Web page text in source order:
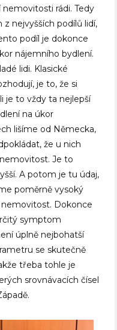
rádi. Tedy
nejvyšších podílů lidí,
podíl je dokonce
nájemního bydlení.
lidi. Klasické
je to, že si
je to vždy ta nejlepší
na úkor
lišíme od Německa,
že u nich
Je to
A potom je tu údaj,
poměrně vysoký
Dokonce
symptom
úplně nejbohatší
se skutečně
třeba tohle je
srovnávacích čísel